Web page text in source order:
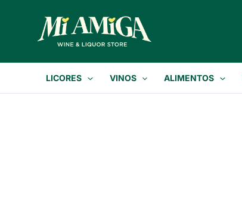
contenido
LICORES VINOS ALIMENTOS